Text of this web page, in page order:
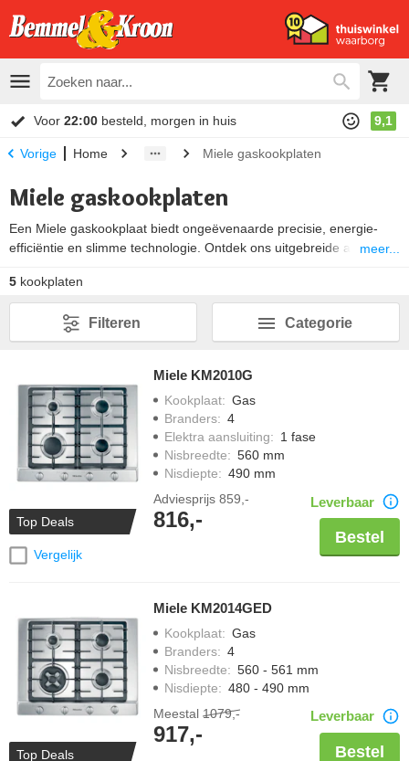
Voor 22:00 besteld, morgen in huis 9,1
Vorige Home Miele gaskookplaten
Miele gaskookplaten
Een Miele gaskookplaat biedt ongeëvenaarde precisie, energie-
efficiëntie en slimme technologie. Ontdek ons uitgebreide aanbod
gaskookplaten ↓
meer...
5 kookplaten
Categorie
Filteren
Top Deals
Vergelijk
Miele KM2010G
Kookplaat: Gas
Branders: 4
Elektra aansluiting: 1 fase
Nisbreedte: 560 mm
Nisdiepte: 490 mm
Adviesprijs 859,-
816,-
Leverbaar
Bestel
Top Deals
Miele KM2014GED
Kookplaat: Gas
Branders: 4
Nisbreedte: 560 - 561 mm
Nisdiepte: 480 - 490 mm
Meestal 1079,-
917,-
Leverbaar
Bestel